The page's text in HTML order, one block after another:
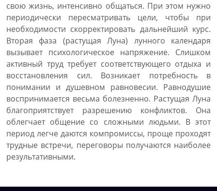
свою жизнь, интенсивно общаться. При этом нужно
периодически пересматривать цели, чтобы при
необходимости скорректировать дальнейший курс.
Вторая фаза (растущая Луна) лунного календаря
вызывает психологическое напряжение. Слишком
активный труд требует соответствующего отдыха и
восстановления сил. Возникает потребность в
понимании и душевном равновесии. Равнодушие
воспринимается весьма болезненно. Растущая Луна
благоприятствует разрешению конфликтов. Она
облегчает общение со сложными людьми. В этот
период легче даются компромиссы, проще проходят
трудные встречи, переговоры получаются наиболее
результативными.